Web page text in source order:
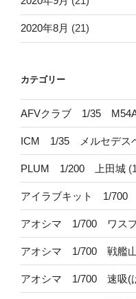
2020年8月 (21)
カテゴリー
AFVクラブ 1/35
ICM 1/35 メルセデス
PLUM 1/200 上田城
アイラブキット 1/700
アオシマ 1/700 ワス
アオシマ 1/700 戦艦
アオシマ 1/700 速吸(